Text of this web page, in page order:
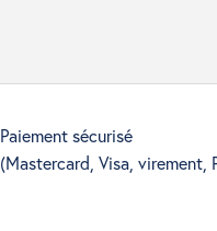
Paiement sécurisé
(Mastercard, Visa, virement,